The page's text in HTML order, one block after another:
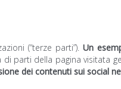
(“terze parti”). Un
di parti della pagina visitata
dei contenuti sui social